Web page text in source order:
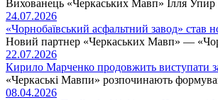
Вихованець «Черкаських Мавп» Ілля Упир
24.07.2026
«Чорнобаївський асфальтний завод»
Новий партнер «Черкаських Мавп» —
22.07.2026
Кирило Марченко продовжить виступати
«Черкаські Мавпи» розпочинають
08.04.2026